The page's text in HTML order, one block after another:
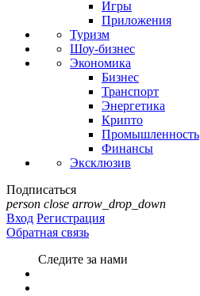
Игры
Приложения
Туризм
Шоу-бизнес
Экономика
Бизнес
Транспорт
Энергетика
Крипто
Промышленность
Финансы
Эксклюзив
Подписаться
person close arrow_drop_down
Вход Регистрация
Обратная связь
Следите за нами